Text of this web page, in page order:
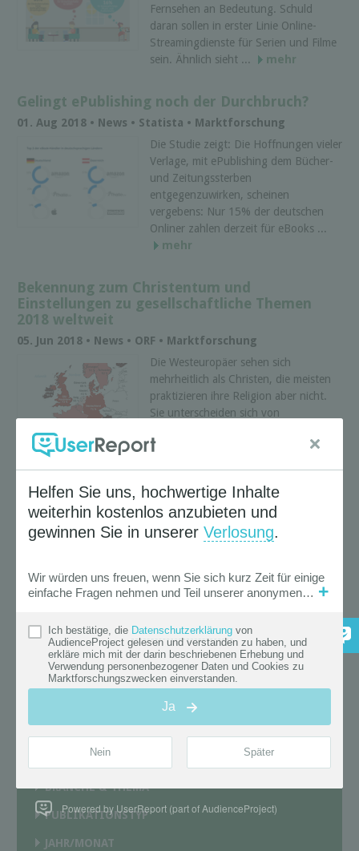
Fernsehen an Bedeutung. Schuld
daran sollen in erster Linie Online-
Streamingdienste für Serien und Filme
sein. Ähnlich sieht ...
mehr
Gelingt ePublishing noch der Durchbruch?
01. Aug 2018 • News • Statista • Marktforschung
Die Studie zeigt: Die Hoffnungen vieler
Verlage, mit ePublishing dem Bücher-
und Zeitungssterben
entgegenzuwirken, scheinen
vergebens: Nur 15% der deutschen
Onliner zahlen derzeit für eBooks ...
mehr
Bekennung zum Christentum und
Einstellungen zu gesellschaftliche Themen
2018 weltweit
05. Jun 2018 • News • ORF • Marktforschung
Die Westeuropäer sehen sich
mehrheitlich als Christen, die meisten
praktizieren ihre Religion aber nicht.
Sie unterscheiden sich von
über diverse gesellschaftliche ...
« Zurück |Weiter »
News Filter
Aktive Auswahl( 61 Treffer )
Branche & Thema
Kultur×
Publikationstyp
BRANCHE & THEMA
PUBLIKATIONSTYP
JAHR/MONAT
Powered by UserReport (part of AudienceProject)